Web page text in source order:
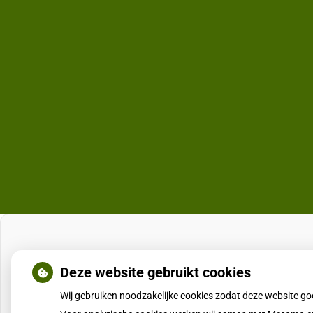
Deze website gebruikt cookies
Wij gebruiken noodzakelijke cookies zodat deze website